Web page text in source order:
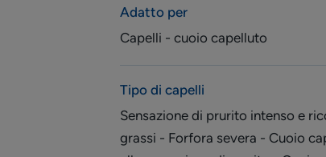
Adatto per
Capelli - cuoio capelluto
Tipo di capelli
Sensazione di prurito intenso e
grassi - Forfora severa - Cuoio